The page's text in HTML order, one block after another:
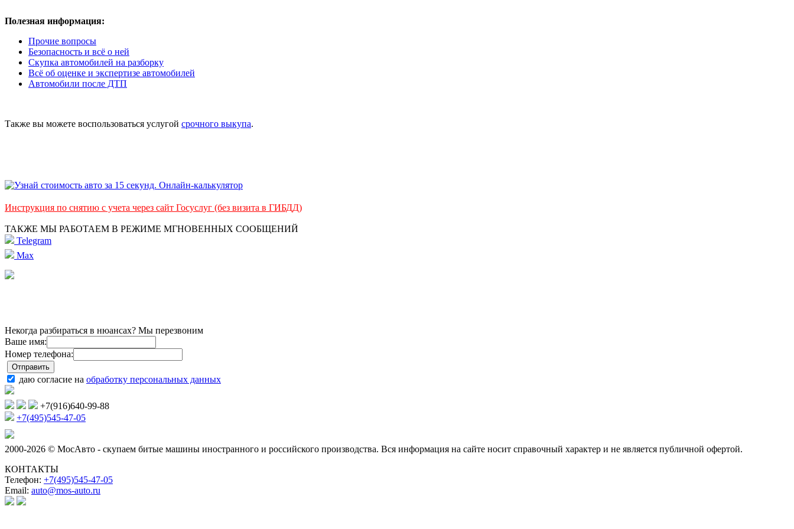
Полезная информация:
Прочие вопросы
Безопасность и всё о ней
Скупка автомобилей на разборку
Всё об оценке и экспертизе автомобилей
Автомобили после ДТП
Также вы можете воспользоваться услугой срочного выкупа.
Инструкция по снятию с учета через сайт Госуслуг (без визита в ГИБДД)
ТАКЖЕ МЫ РАБОТАЕМ В РЕЖИМЕ МГНОВЕННЫХ СООБЩЕНИЙ
Telegram
Max
Некогда разбираться в нюансах? Мы перезвоним
Ваше имя:
Номер телефона:
даю согласие на обработку персональных данных
+7(916)640-99-88
+7(495)545-47-05
2000-2026 © МосАвто - скупаем битые машины иностранного и российского производства. Вся информация на сайте носит справочный характер и не является публичной офертой.
КОНТАКТЫ
Телефон: +7(495)545-47-05
Email: auto@mos-auto.ru